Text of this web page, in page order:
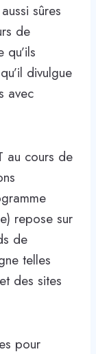
sûres
de
divulgue
avec
au cours de
repose sur
de
telles
des sites
pour